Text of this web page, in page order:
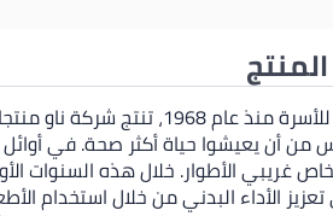
وبوصفها شركة مملوكة
من أن يعيشوا حياة أكثر صحة. في
غريبي الأطوار. خلال هذه السنوات
تعزيز الأداء البدني من خلال استخدام